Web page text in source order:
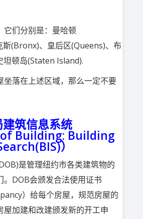
它们分别是：曼哈顿
(Bronx)、皇后区(Queens)、布
顿岛(Staten Island).
坐落在上述区域，那么一定不要
筑信息系统
Building: Building
）
是管理纽约市各类建筑物的
。DOB会颁发合法使用证书
）给每个房屋，规范房屋的
屋加建和改建颁发新的开工申